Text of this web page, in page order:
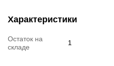
Характеристики
Остаток на
складе
1